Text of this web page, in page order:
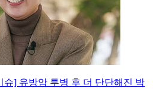
슈] 유방암 투병 후 더 단단해진 박